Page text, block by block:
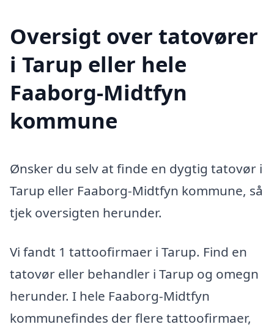
Oversigt over tatovører
i Tarup eller hele
Faaborg-Midtfyn
kommune
Ønsker du selv at finde en dygtig tatovør i
Tarup eller Faaborg-Midtfyn kommune, så
tjek oversigten herunder.
Vi fandt 1 tattoofirmaer i Tarup. Find en
tatovør eller behandler i Tarup og omegn
herunder. I hele Faaborg-Midtfyn
kommunefindes der flere tattoofirmaer,